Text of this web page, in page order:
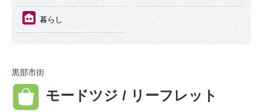
⑪ 暮らし
黒部市街
⑤ モードツジ / リーフレット